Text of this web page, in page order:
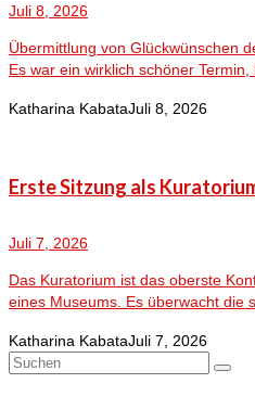
Juli 8, 2026
Übermittlung von Glückwünschen
Es war ein wirklich schöner Termin,
Katharina KabataJuli 8, 2026
Erste Sitzung als
Juli 7, 2026
Das Kuratorium ist das oberste
eines Museums. Es überwacht die
Katharina KabataJuli 7, 2026
Suchen